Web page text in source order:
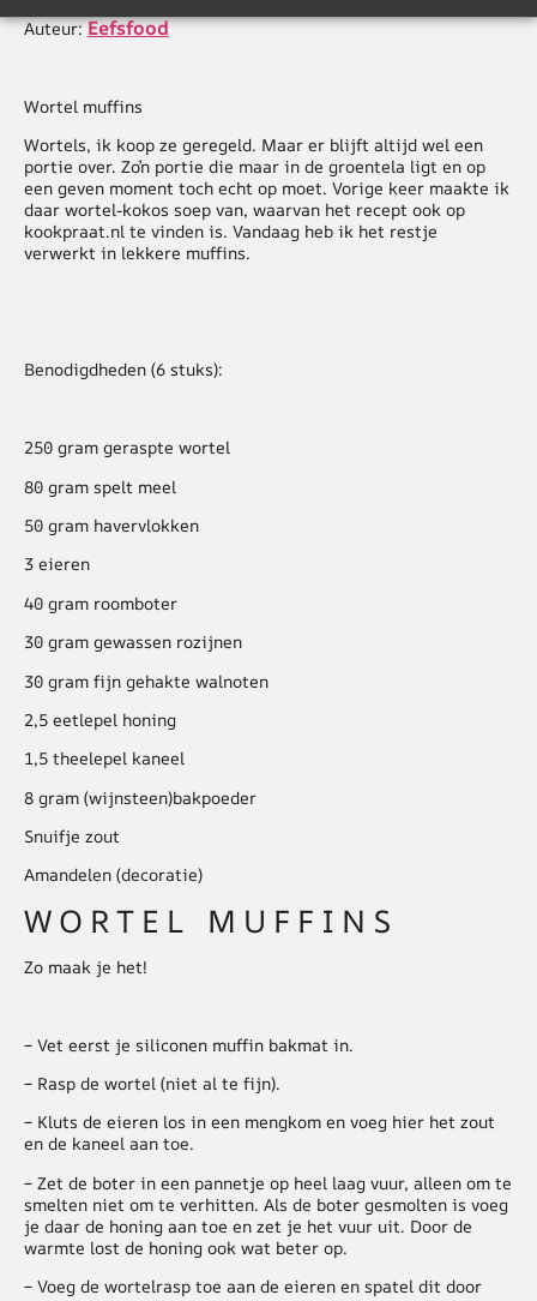
Auteur:Eefsfood
Wortel muffins
Wortels, ik koop ze geregeld. Maar er blijft altijd wel een
portie over. Zo’n portie die maar in de groentela ligt en op
een geven moment toch echt op moet. Vorige keer maakte ik
daar wortel-kokos soep van, waarvan het recept ook op
kookpraat.nl te vinden is. Vandaag heb ik het restje
verwerkt in lekkere muffins.
Benodigdheden (6 stuks):
250 gram geraspte wortel
80 gram spelt meel
50 gram havervlokken
3 eieren
40 gram roomboter
30 gram gewassen rozijnen
30 gram fijn gehakte walnoten
2,5 eetlepel honing
1,5 theelepel kaneel
8 gram (wijnsteen)bakpoeder
Snuifje zout
Amandelen (decoratie)
WORTEL MUFFINS
Zo maak je het!
– Vet eerst je siliconen muffin bakmat in.
– Rasp de wortel (niet al te fijn).
– Kluts de eieren los in een mengkom en voeg hier het zout
en de kaneel aan toe.
– Zet de boter in een pannetje op heel laag vuur, alleen om te
smelten niet om te verhitten. Als de boter gesmolten is voeg
je daar de honing aan toe en zet je het vuur uit. Door de
warmte lost de honing ook wat beter op.
– Voeg de wortelrasp toe aan de eieren en spatel dit door